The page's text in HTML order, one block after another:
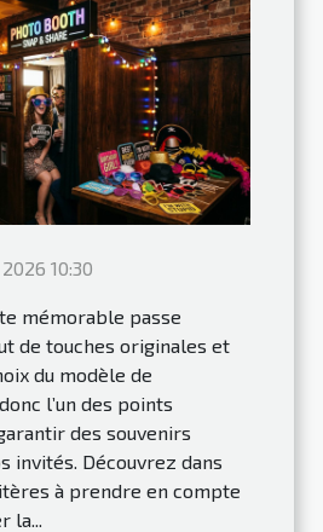
10:30
mémorable passe
de touches originales et
du modèle de
l’un des points
des souvenirs
invités. Découvrez dans
à prendre en compte